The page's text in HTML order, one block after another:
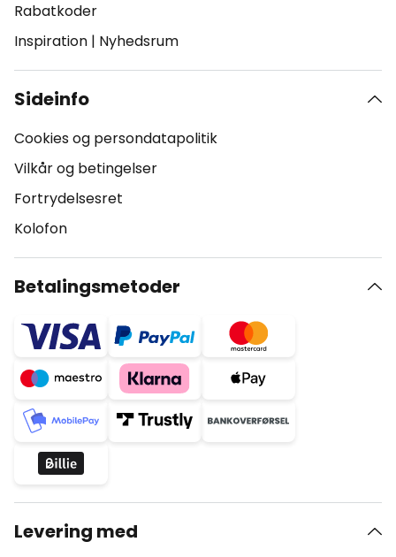
Rabatkoder
Inspiration | Nyhedsrum
Sideinfo
Cookies og persondatapolitik
Vilkår og betingelser
Fortrydelsesret
Kolofon
Betalingsmetoder
Levering med